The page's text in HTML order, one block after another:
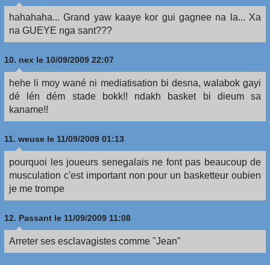
hahahaha... Grand yaw kaaye kor gui gagnee na la... Xa
na GUEYE nga sant???
10. nex le 10/09/2009 22:07
hehe li moy wané ni mediatisation bi desna, walabok gayi
dé lén dém stade bokk!! ndakh basket bi dieum sa
kaname!!
11. weuse le 11/09/2009 01:13
pourquoi les joueurs senegalais ne font pas beaucoup de
musculation c'est important non pour un basketteur oubien
je me trompe
12. Passant le 11/09/2009 11:08
Arreter ses esclavagistes comme "Jean"